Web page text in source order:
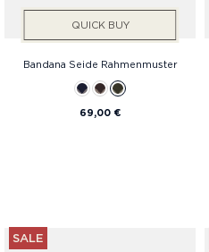
QUICK BUY
Bandana Seide Rahmenmuster
69,00 €
SALE